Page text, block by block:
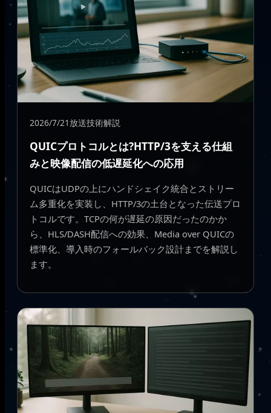
2026/7/21 放送技術解説
QUICプロトコルとは?HTTP/3を支える仕組
みと映像配信の低遅延化への応用
QUICはUDPの上にハンドシェイク統合とストリー
ム多重化を実装し、HTTP/3の土台となった伝送プロ
トコルです。TCPの何が遅延の原因だったのかか
ら、HLS/DASH配信への効果、Media over QUICの
標準化、導入時のフォールバック設計までを解説し
ます。